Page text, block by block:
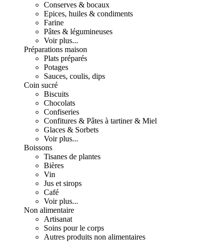
Conserves & bocaux
Epices, huiles & condiments
Farine
Pâtes & légumineuses
Voir plus...
Préparations maison
Plats préparés
Potages
Sauces, coulis, dips
Coin sucré
Biscuits
Chocolats
Confiseries
Confitures & Pâtes à tartiner & Miel
Glaces & Sorbets
Voir plus...
Boissons
Tisanes de plantes
Bières
Vin
Jus et sirops
Café
Voir plus...
Non alimentaire
Artisanat
Soins pour le corps
Autres produits non alimentaires